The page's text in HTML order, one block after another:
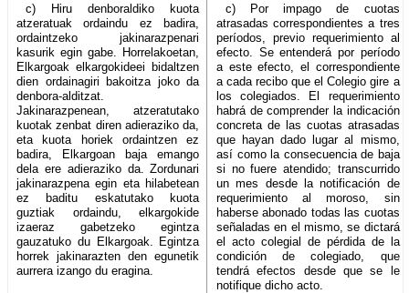
c) Hiru denboraldiko kuota
atzeratuak ordaindu ez badira,
ordaintzeko jakinarazpenari
kasurik egin gabe. Horrelakoetan,
Elkargoak elkargokideei bidaltzen
dien ordainagiri bakoitza joko da
denbora-alditzat.
Jakinarazpenean, atzeratutako
kuotak zenbat diren adieraziko da,
eta kuota horiek ordaintzen ez
badira, Elkargoan baja emango
dela ere adieraziko da. Zordunari
jakinarazpena egin eta hilabetean
ez baditu eskatutako kuota
guztiak ordaindu, elkargokide
izaeraz gabetzeko egintza
gauzatuko du Elkargoak. Egintza
horrek jakinarazten den egunetik
aurrera izango du eragina.
c) Por impago de cuotas
atrasadas correspondientes a tres
períodos, previo requerimiento al
efecto. Se entenderá por período
a este efecto, el correspondiente
a cada recibo que el Colegio gire a
los colegiados. El requerimiento
habrá de comprender la indicación
concreta de las cuotas atrasadas
que hayan dado lugar al mismo,
así como la consecuencia de baja
si no fuere atendido; transcurrido
un mes desde la notificación de
requerimiento al moroso, sin
haberse abonado todas las cuotas
señaladas en el mismo, se dictará
el acto colegial de pérdida de la
condición de colegiado, que
tendrá efectos desde que se le
notifique dicho acto.